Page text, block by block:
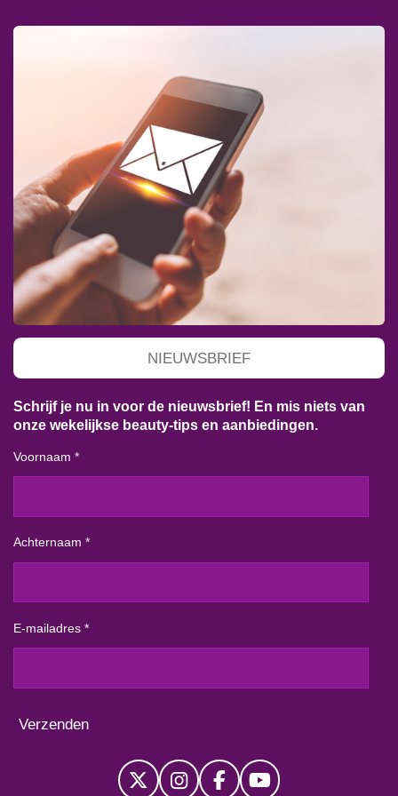
NIEUWSBRIEF
Schrijf je nu in voor de nieuwsbrief! En mis niets van
onze wekelijkse beauty-tips en aanbiedingen.
Voornaam *
Achternaam *
E-mailadres *
Verzenden
X
I
F
Y